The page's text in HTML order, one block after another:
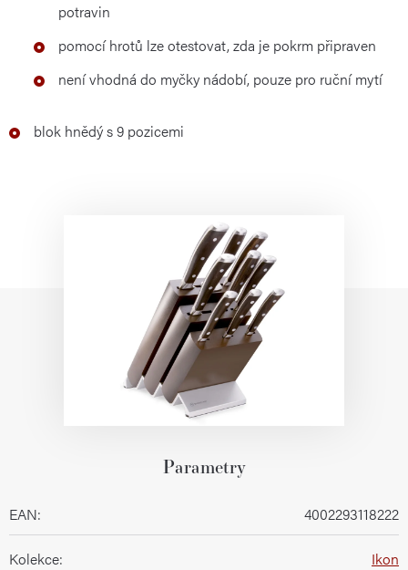
potravin
pomocí hrotů lze otestovat, zda je pokrm připraven
není vhodná do myčky nádobí, pouze pro ruční mytí
blok hnědý s 9 pozicemi
Parametry
EAN: 4002293118222
Kolekce: Ikon